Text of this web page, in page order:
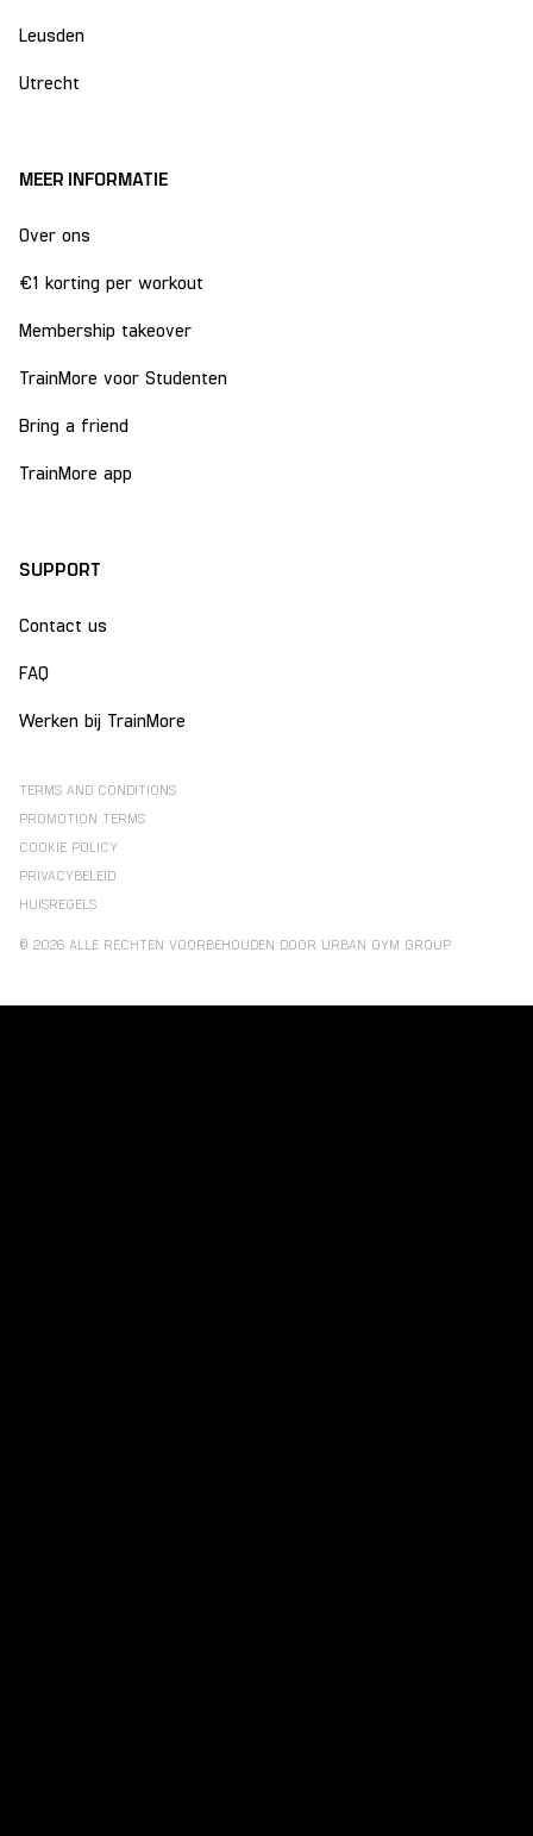
Leusden
Utrecht
MEER INFORMATIE
Over ons
€1 korting per workout
Membership takeover
TrainMore voor Studenten
Bring a friend
TrainMore app
SUPPORT
Contact us
FAQ
Werken bij TrainMore
© 2026 ALLE RECHTEN VOORBEHOUDEN DOOR URBAN GYM GROUP
TERMS AND CONDITIONS
PROMOTION TERMS
COOKIE POLICY
PRIVACYBELEID
HUISREGELS